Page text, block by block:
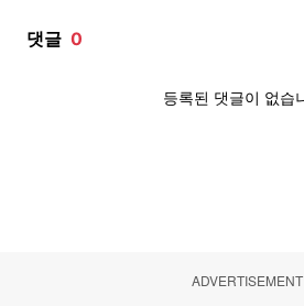
ADVERTISEMENT